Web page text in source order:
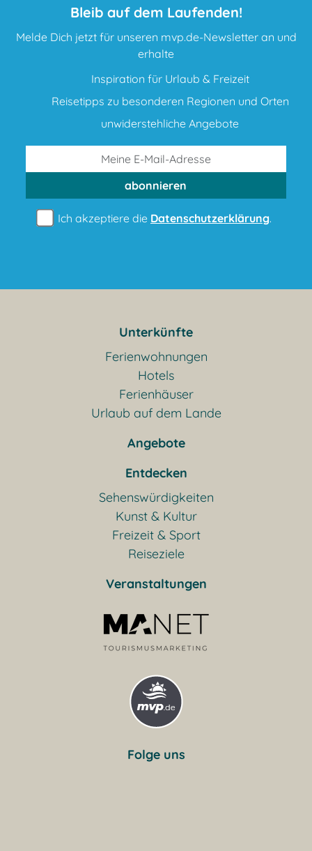
Bleib auf dem Laufenden!
Melde Dich jetzt für unseren mvp.de-Newsletter an und
erhalte
Inspiration für Urlaub & Freizeit
Reisetipps zu besonderen Regionen und Orten
unwiderstehliche Angebote
abonnieren
Ich akzeptiere die Datenschutzerklärung.
Unterkünfte
Ferienwohnungen
Hotels
Ferienhäuser
Urlaub auf dem Lande
Angebote
Entdecken
Sehenswürdigkeiten
Kunst & Kultur
Freizeit & Sport
Reiseziele
Veranstaltungen
Folge uns